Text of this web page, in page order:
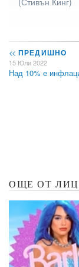
<< ПРЕДИШНО
15 Юли 2022
Над 10% е
ОЩЕ ОТ